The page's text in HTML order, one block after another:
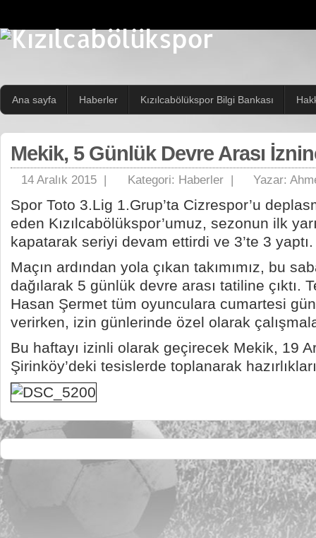
Ana sayfa Haberler Kızılcabölükspor Bilgi Bankası
Mekik, 5 Günlük Devre Arası
14 Aralık 2015 | Kategori: Haberler | Yazar:
Spor Toto 3.Lig 1.Grup’ta Cizrespor’u
eden Kızılcabölükspor’umuz, sezonun ilk
kapatarak seriyi devam ettirdi ve 3’te 3 yaptı.
Maçın ardından yola çıkan takımımız, bu
dağılarak 5 günlük devre arası tatiline çıktı.
Hasan Şermet tüm oyunculara cumartesi
verirken, izin günlerinde özel olarak
Bu haftayı izinli olarak geçirecek Mekik, 19
Şirinköy’deki tesislerde toplanarak